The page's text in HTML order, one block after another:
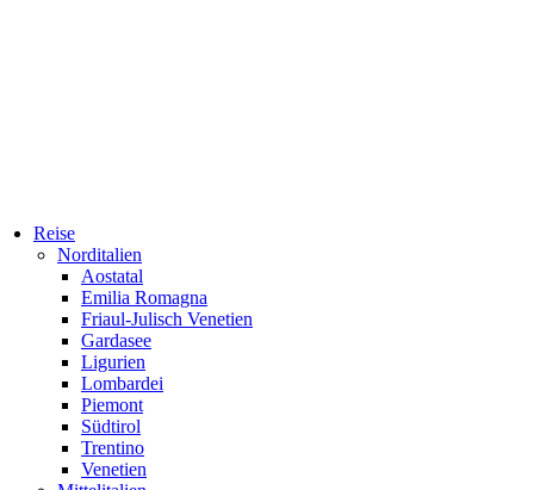
Reise
Norditalien
Aostatal
Emilia Romagna
Friaul-Julisch Venetien
Gardasee
Ligurien
Lombardei
Piemont
Südtirol
Trentino
Venetien